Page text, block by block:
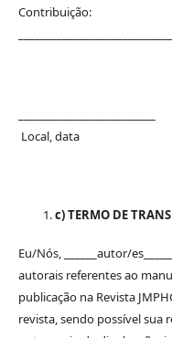
Contribuição:
Local,
c) TERMO DE
Eu/Nós, ______autor/
autorais referentes ao
publicação na Revista
revista, sendo possível sua